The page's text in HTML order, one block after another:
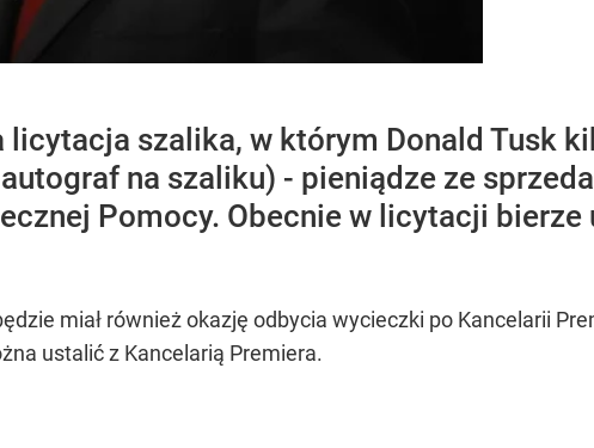
szalika, w którym Donald Tusk
na szaliku) - pieniądze ze
Pomocy. Obecnie w licytacji bierze
miał również okazję odbycia wycieczki po Kancelarii
ustalić z Kancelarią Premiera.